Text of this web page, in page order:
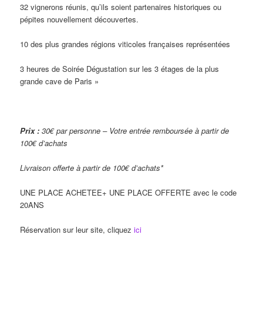
32 vignerons réunis, qu’ils soient partenaires historiques ou
pépites nouvellement découvertes.
10 des plus grandes régions viticoles françaises représentées
3 heures de Soirée Dégustation sur les 3 étages de la plus
grande cave de Paris »
Prix : 30€ par personne – Votre entrée remboursée à partir de
100€ d’achats
Livraison offerte à partir de 100€ d’achats*
UNE PLACE ACHETEE+ UNE PLACE OFFERTE avec le code
20ANS
Réservation sur leur site, cliquezici